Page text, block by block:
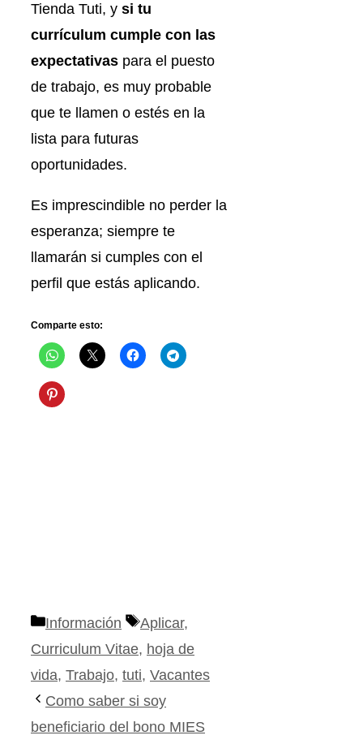
Tienda Tuti, y si tu
currículum cumple con las
expectativas para el puesto
de trabajo, es muy probable
que te llamen o estés en la
lista para futuras
oportunidades.
Es imprescindible no perder la
esperanza; siempre te
llamarán si cumples con el
perfil que estás aplicando.
Comparte esto:
Categorías
Información Etiquetas
Aplicar,
Curriculum Vitae, hoja de
vida, Trabajo, tuti, Vacantes
Como saber si soy
beneficiario del bono MIES